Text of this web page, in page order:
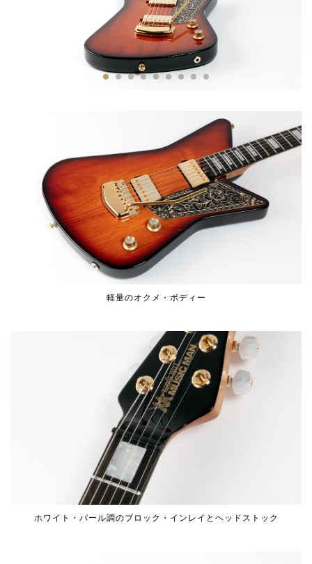
軽量のオクメ・ボディー
ホワイト・パール調のブロック・インレイとヘッドストック